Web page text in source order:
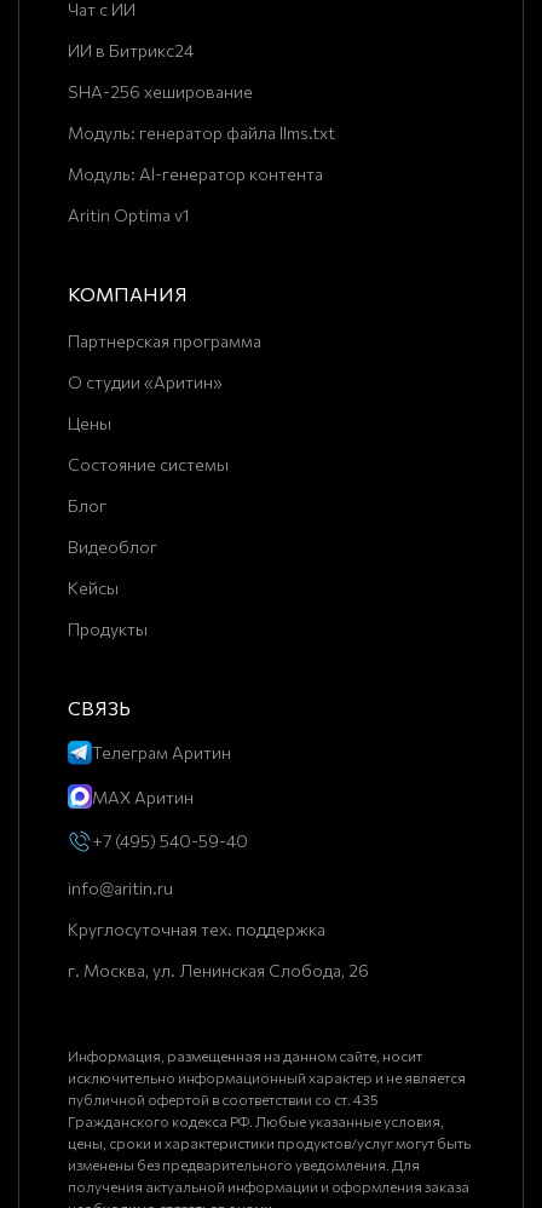
Чат с ИИ
ИИ в Битрикс24
SHA-256 хеширование
Модуль: генератор файла llms.txt
Модуль: AI-генератор контента
Aritin Optima v1
КОМПАНИЯ
Партнерская программа
О студии «Аритин»
Цены
Состояние системы
Блог
Видеоблог
Кейсы
Продукты
СВЯЗЬ
Телеграм Аритин
MAX Аритин
+7 (495) 540-59-40
info@aritin.ru
Круглосуточная тех. поддержка
г. Москва, ул. Ленинская Слобода, 26
Информация, размещенная на данном сайте, носит
исключительно информационный характер и не является
публичной офертой в соответствии со ст. 435
Гражданского кодекса РФ. Любые указанные условия,
цены, сроки и характеристики продуктов/услуг могут быть
изменены без предварительного уведомления. Для
получения актуальной информации и оформления заказа